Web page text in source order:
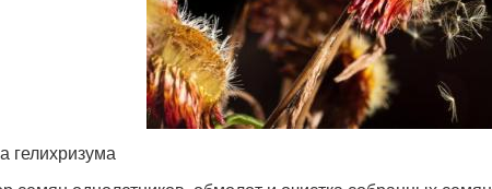
гелихризума